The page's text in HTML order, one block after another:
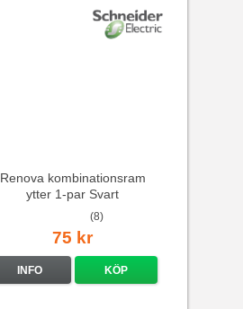
Renova kombinationsram
ytter 1-par Svart
(8)
75 kr
INFO KÖP